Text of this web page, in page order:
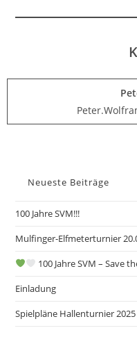
Neueste Beiträge
100 Jahre SVM!!!
Mulfinger-Elfmeterturnier
100 Jahre SVM – Save
Einladung
Spielpläne Hallenturnier 2025